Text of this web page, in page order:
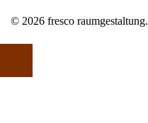
© 2026 fresco raumgestaltung.